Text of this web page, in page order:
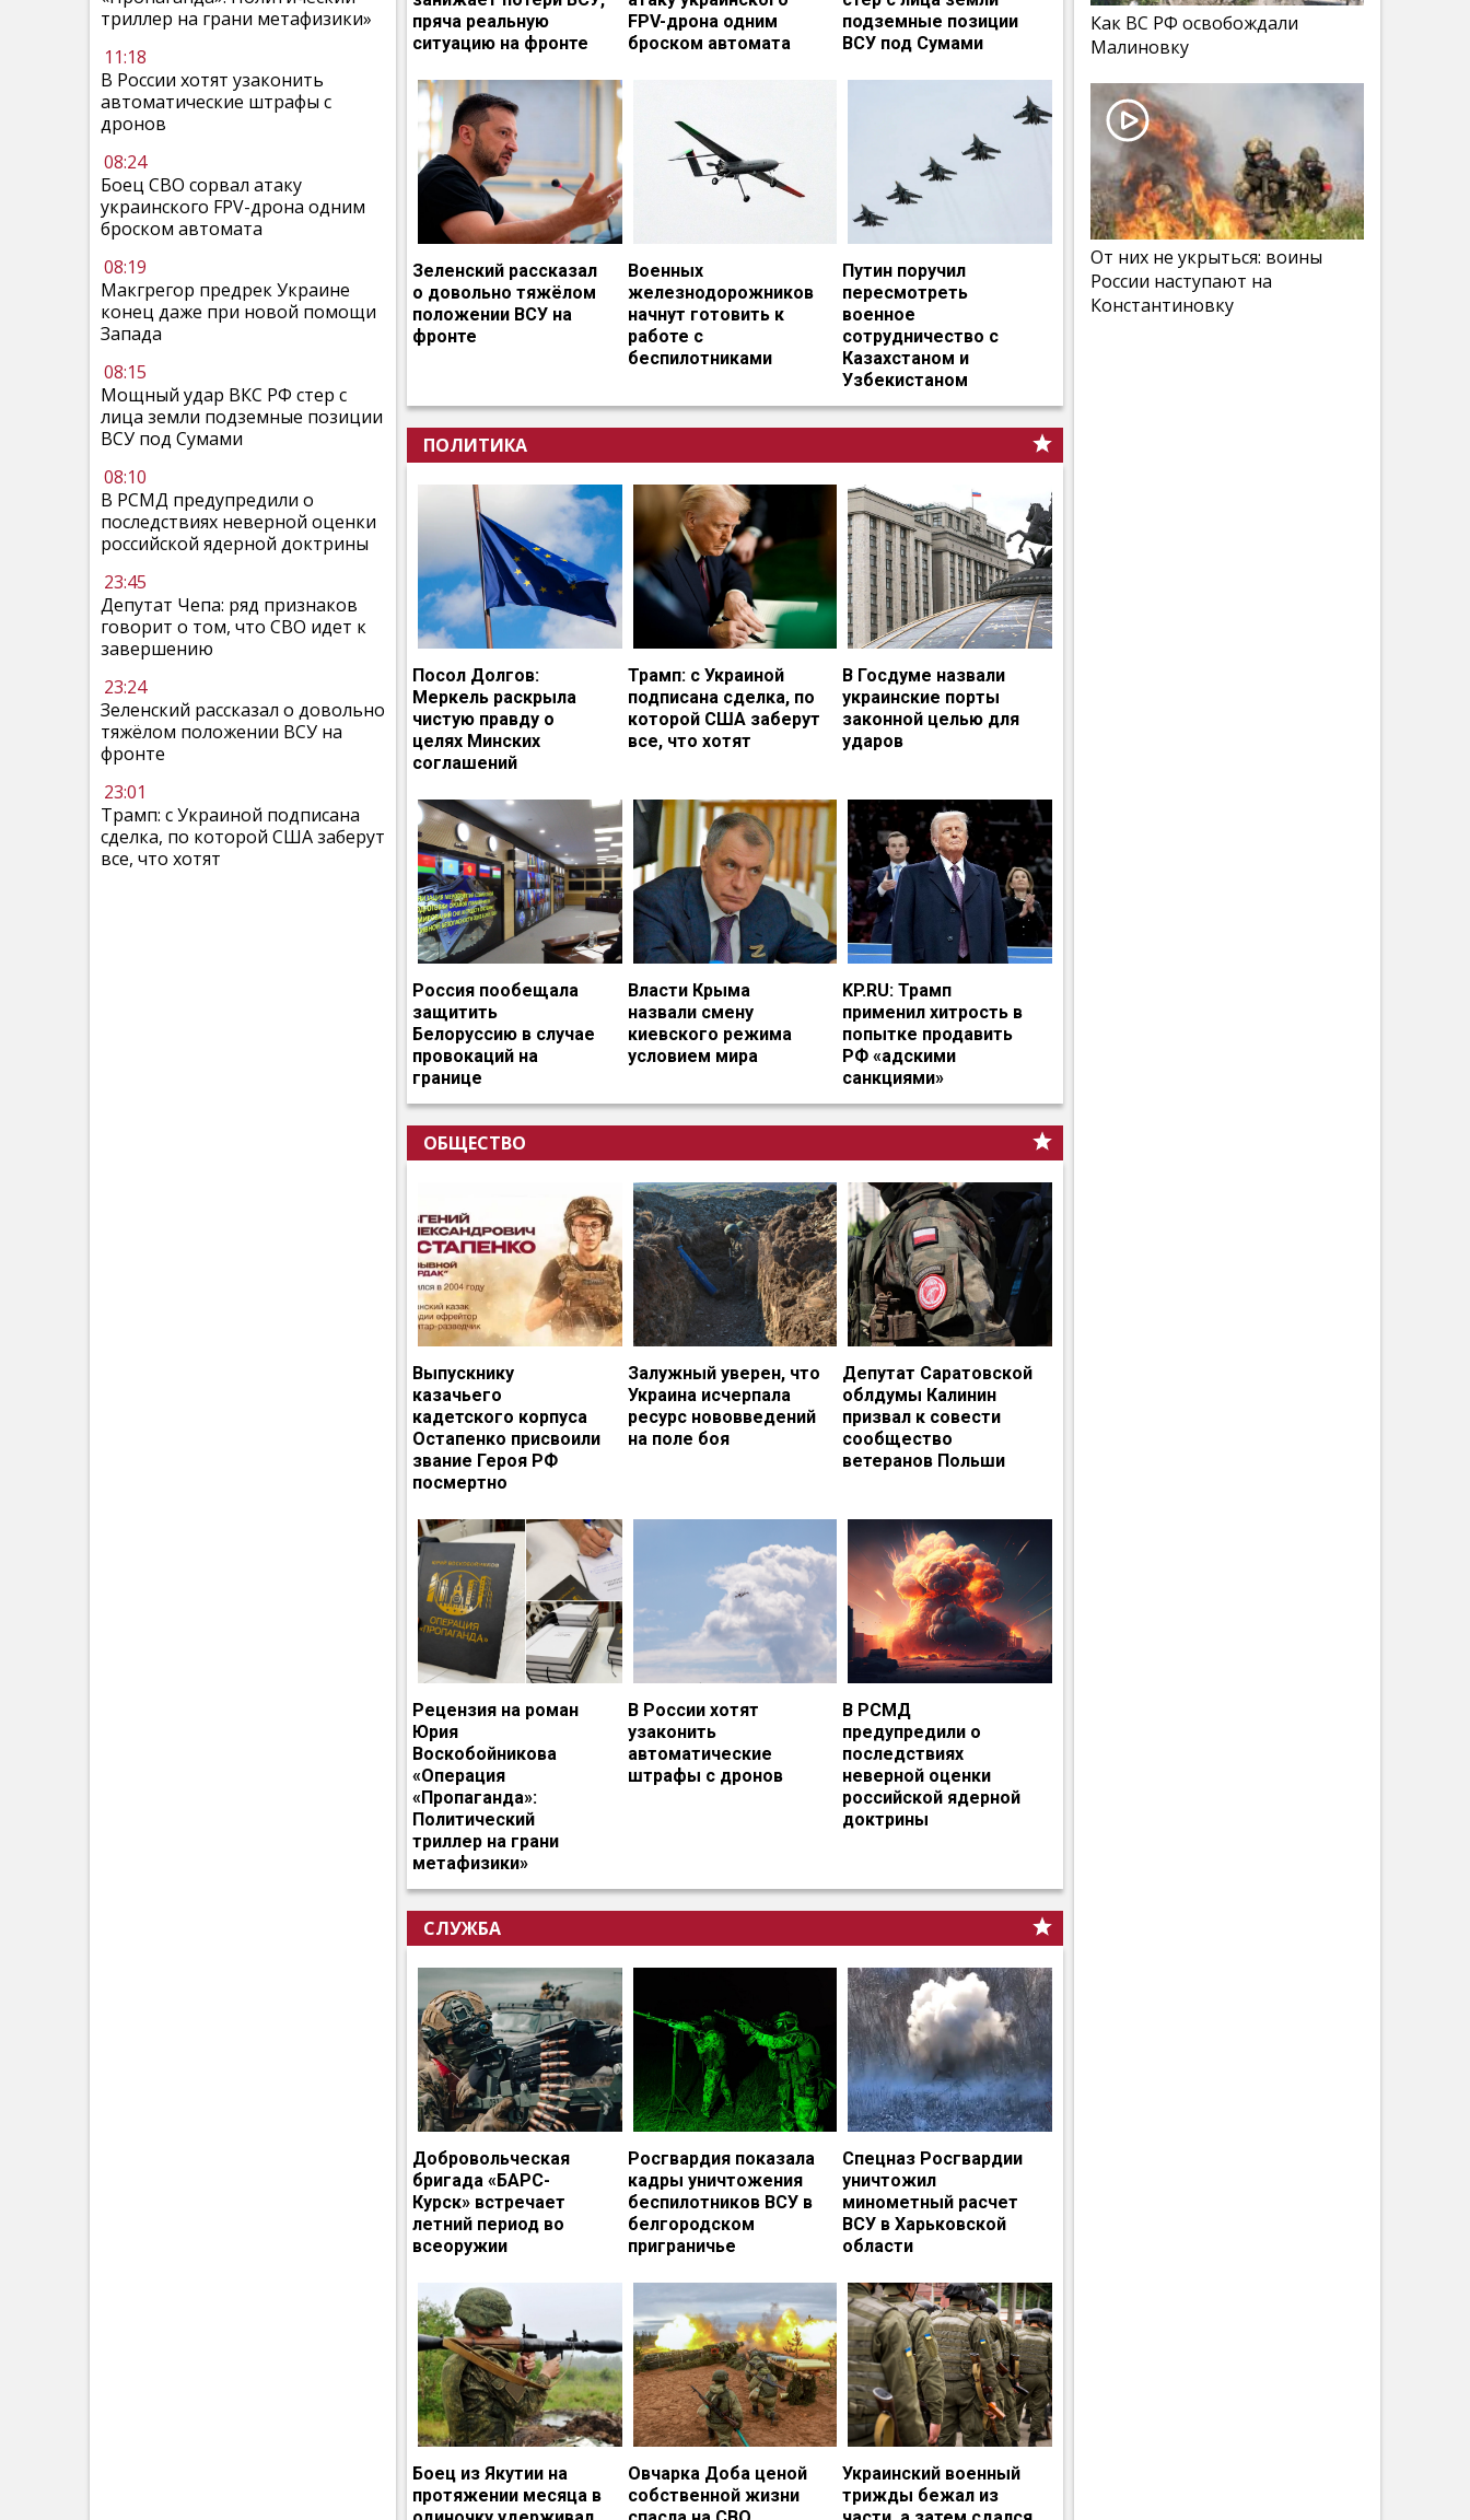
триллер на грани метафизики»
11:18
В России хотят узаконить
автоматические штрафы с
дронов
08:24
Боец СВО сорвал атаку
украинского FPV-дрона одним
броском автомата
08:19
Макгрегор предрек Украине
конец даже при новой помощи
Запада
08:15
Мощный удар ВКС РФ стер с
лица земли подземные позиции
ВСУ под Сумами
08:10
В РСМД предупредили о
последствиях неверной оценки
российской ядерной доктрины
23:45
Депутат Чепа: ряд признаков
говорит о том, что СВО идет к
завершению
23:24
Зеленский рассказал о довольно
тяжёлом положении ВСУ на
фронте
23:01
Трамп: с Украиной подписана
сделка, по которой США заберут
все, что хотят
пряча реальную
ситуацию на фронте
FPV-дрона одним
броском автомата
подземные позиции
ВСУ под Сумами
Зеленский рассказал
о довольно тяжёлом
положении ВСУ на
фронте
Военных
железнодорожников
начнут готовить к
работе с
беспилотниками
Путин поручил
пересмотреть
военное
сотрудничество с
Казахстаном и
Узбекистаном
ПОЛИТИКА
Посол Долгов:
Меркель раскрыла
чистую правду о
целях Минских
соглашений
Трамп: с Украиной
подписана сделка, по
которой США заберут
все, что хотят
В Госдуме назвали
украинские порты
законной целью для
ударов
Россия пообещала
защитить
Белоруссию в случае
провокаций на
границе
Власти Крыма
назвали смену
киевского режима
условием мира
KP.RU: Трамп
применил хитрость в
попытке продавить
РФ «адскими
санкциями»
ОБЩЕСТВО
Выпускнику
казачьего
кадетского корпуса
Остапенко присвоили
звание Героя РФ
посмертно
Залужный уверен, что
Украина исчерпала
ресурс нововведений
на поле боя
Депутат Саратовской
облдумы Калинин
призвал к совести
сообщество
ветеранов Польши
Рецензия на роман
Юрия
Воскобойникова
«Операция
«Пропаганда»:
Политический
триллер на грани
метафизики»
В России хотят
узаконить
автоматические
штрафы с дронов
В РСМД
предупредили о
последствиях
неверной оценки
российской ядерной
доктрины
СЛУЖБА
Добровольческая
бригада «БАРС-
Курск» встречает
летний период во
всеоружии
Росгвардия показала
кадры уничтожения
беспилотников ВСУ в
белгородском
приграничье
Спецназ Росгвардии
уничтожил
минометный расчет
ВСУ в Харьковской
области
Боец из Якутии на
протяжении месяца в
Овчарка Доба ценой
собственной жизни
Украинский военный
трижды бежал из
Как ВС РФ освобождали
Малиновку
От них не укрыться: воины
России наступают на
Константиновку